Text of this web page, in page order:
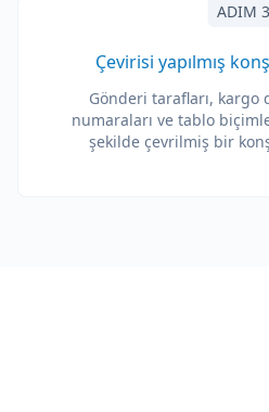
ADIM 3
Çevirisi yapılmış
Gönderi tarafları, kargo
numaraları ve tablo
şekilde çevrilmiş bir